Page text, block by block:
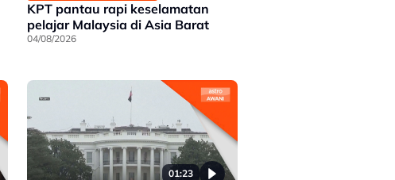
KPT pantau rapi keselamatan
pelajar Malaysia di Asia Barat
04/08/2026
01:23